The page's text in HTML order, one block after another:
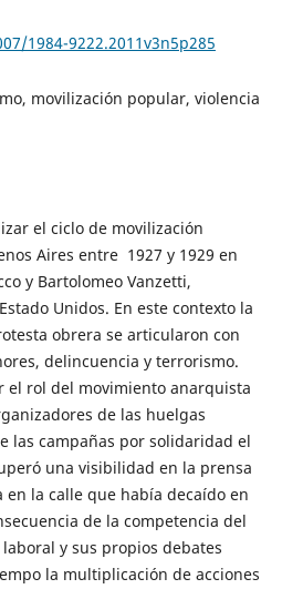
1984-9222.2011v3n5p285
movilización popular, violencia
el ciclo de movilización
Aires entre 1927 y 1929 en
y Bartolomeo Vanzetti,
Unidos. En este contexto la
obrera se articularon con
delincuencia y terrorismo.
el rol del movimiento anarquista
de las huelgas
las campañas por solidaridad el
una visibilidad en la prensa
la calle que había decaído en
de la competencia del
y sus propios debates
la multiplicación de acciones